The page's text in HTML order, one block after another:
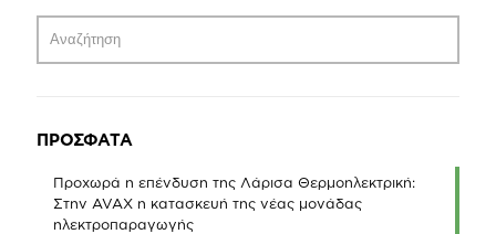
ΠΡΟΣΦΑΤΑ
Προχωρά η επένδυση της Λάρισα Θερμοηλεκτρική:
Στην AVAX η κατασκευή της νέας μονάδας
ηλεκτροπαραγωγής